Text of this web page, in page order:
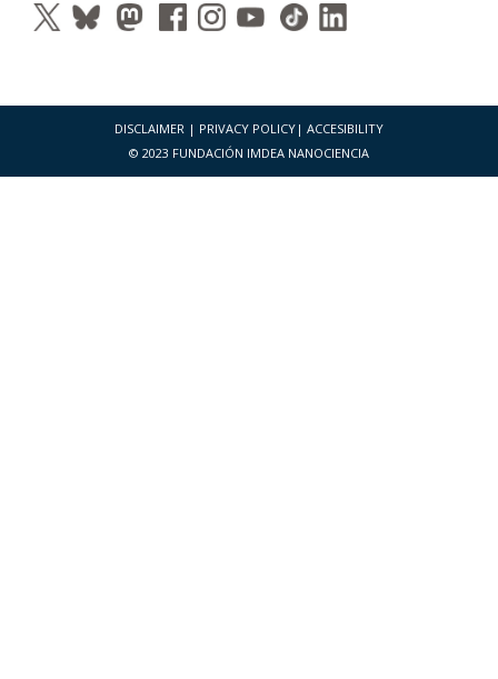
DISCLAIMER | PRIVACY POLICY | ACCESIBILITY
© 2023 FUNDACIÓN IMDEA NANOCIENCIA